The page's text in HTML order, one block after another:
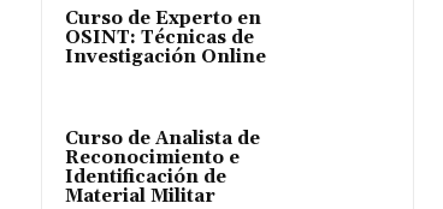
Curso de Experto en
OSINT: Técnicas de
Investigación Online
Curso de Analista de
Reconocimiento e
Identificación de
Material Militar